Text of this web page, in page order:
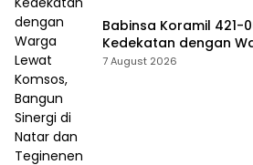
Babinsa Koramil 421-
Kedekatan dengan
Bangun Sinergi di
7 August 2026